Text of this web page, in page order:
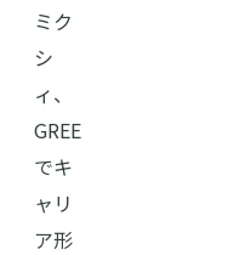
ミク
シ
ィ、
GREE
でキ
ャリ
ア形